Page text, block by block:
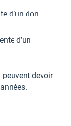
d’un don
d’un
peuvent devoir